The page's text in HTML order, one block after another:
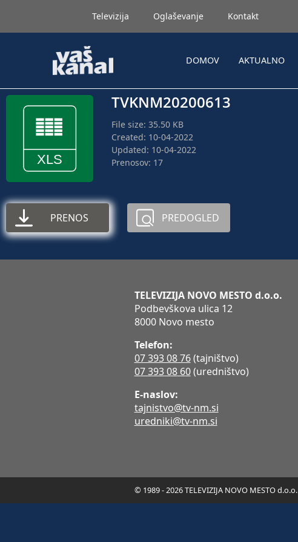
Televizija Oglaševanje Kontakt
DOMOV AKTUALNO
TVKNM20200613
File size: 35.50 KB
Created: 10-04-2022
Updated: 10-04-2022
Prenosov: 17
PRENOS PREDOGLED
TELEVIZIJA NOVO MESTO d.o.o.
Podbevškova ulica 12
8000 Novo mesto
Telefon:
07 393 08 76(tajništvo)
07 393 08 60(uredništvo)
E-naslov:
tajnistvo@tv-nm.si
uredniki@tv-nm.si
© 1989 - 2026 TELEVIZIJA NOVO MESTO d.o.o.